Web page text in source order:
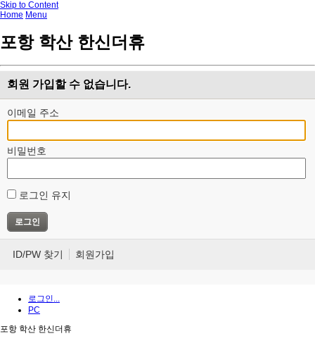
Skip to Content
Home Menu
포항 학산 한신더휴
회원 가입할 수 없습니다.
이메일 주소
비밀번호
로그인 유지
ID/PW 찾기 회원가입
로그인...
PC
포항 학산 한신더휴